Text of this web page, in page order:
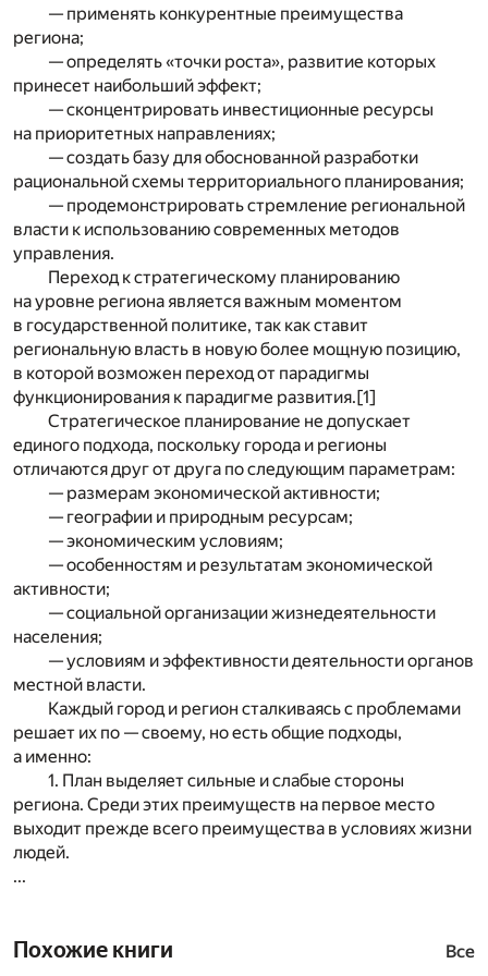
— применять конкурентные преимущества
региона;
— определять «точки роста», развитие которых
принесет наибольший эффект;
— сконцентрировать инвестиционные ресурсы
на приоритетных направлениях;
— создать базу для обоснованной разработки
рациональной схемы территориального планирования;
— продемонстрировать стремление региональной
власти к использованию современных методов
управления.
Переход к стратегическому планированию
на уровне региона является важным моментом
в государственной политике, так как ставит
региональную власть в новую более мощную позицию,
в которой возможен переход от парадигмы
функционирования к парадигме развития. [1]
Стратегическое планирование не допускает
единого подхода, поскольку города и регионы
отличаются друг от друга по следующим параметрам:
— размерам экономической активности;
— географии и природным ресурсам;
— экономическим условиям;
— особенностям и результатам экономической
активности;
— социальной организации жизнедеятельности
населения;
— условиям и эффективности деятельности органов
местной власти.
Каждый город и регион сталкиваясь с проблемами
решает их по — своему, но есть общие подходы,
а именно:
1. План выделяет сильные и слабые стороны
региона. Среди этих преимуществ на первое место
выходит прежде всего преимущества в условиях жизни
людей.
...
Похожие книги Все